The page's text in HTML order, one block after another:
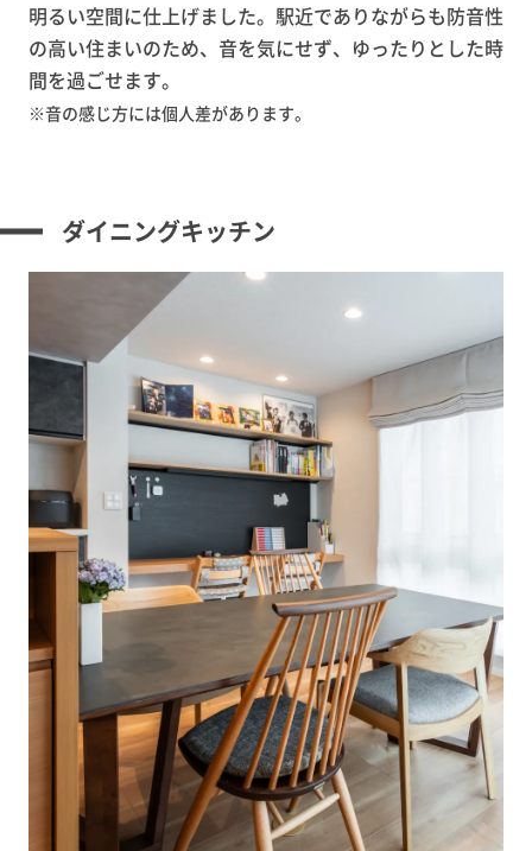
明るい空間に仕上げました。駅近でありながらも防音性
の高い住まいのため、音を気にせず、ゆったりとした時
間を過ごせます。
※音の感じ方には個人差があります。
ダイニングキッチン